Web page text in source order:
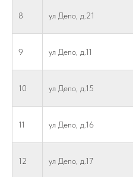
8 ул Депо, д.21
9 ул Депо, д.11
10 ул Депо, д.15
11 ул Депо, д.16
12 ул Депо, д.17